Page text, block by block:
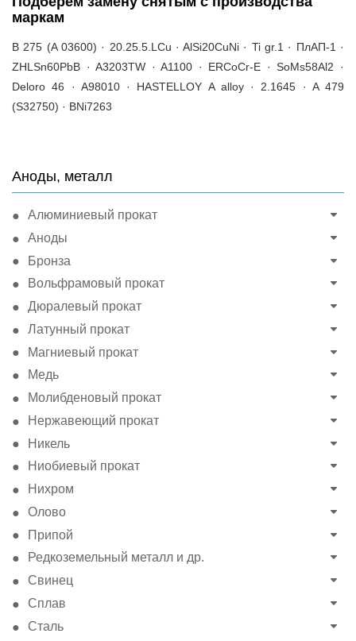
Аноды, металл
Алюминиевый прокат
Аноды
Бронза
Вольфрамовый прокат
Дюралевый прокат
Латунный прокат
Магниевый прокат
Медь
Молибденовый прокат
Нержавеющий прокат
Никель
Ниобиевый прокат
Нихром
Олово
Припой
Редкоземельный металл и др.
Свинец
Сплав
Сталь
маркам
B 275 (A 03600) · 20.25.5.LCu · AlSi20CuNi · Ti gr.1 · ПлАП-1 ·
ZHLSn60PbB · A3203TW · A1100 · ERCoCr-E · SoMs58Al2 ·
Deloro 46 · A98010 · HASTELLOY A alloy · 2.1645 · A 479
(S32750) · BNi7263